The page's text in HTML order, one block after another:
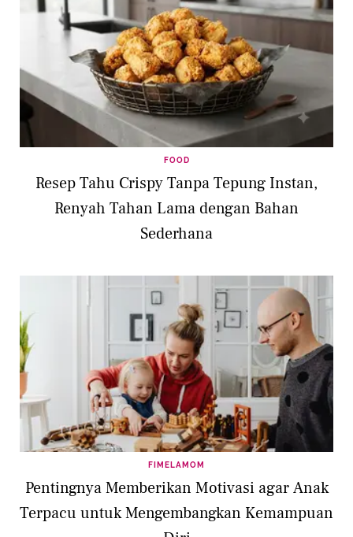
FOOD
Resep Tahu Crispy Tanpa Tepung Instan,
Renyah Tahan Lama dengan Bahan
Sederhana
FIMELAMOM
Pentingnya Memberikan Motivasi agar Anak
Terpacu untuk Mengembangkan Kemampuan